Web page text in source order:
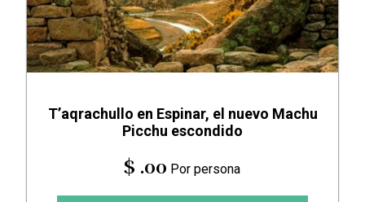
T’aqrachullo en Espinar, el nuevo Machu
Picchu escondido
$ .00 Por persona